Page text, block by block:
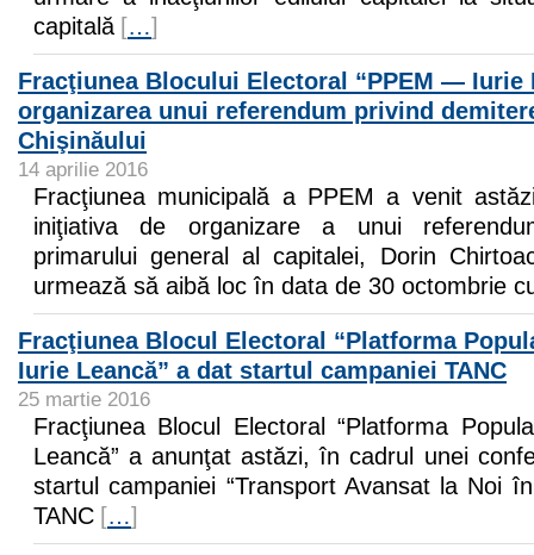
capitală […]
Fracţiunea Blocului Electoral “PPEM — Iurie
organizarea unui referendum privind
Chişinăului
14 aprilie 2016
Fracţiunea municipală a PPEM a venit
iniţiativa de organizare a unui
primarului general al capitalei, Dorin
urmează să aibă loc în data de 30 octombrie
Fracţiunea Blocul Electoral “Platforma
Iurie Leancă” a dat startul campaniei TANC
25 martie 2016
Fracţiunea Blocul Electoral “Platforma
Leancă” a anunţat astăzi, în cadrul unei
startul campaniei “Transport Avansat la Noi
TANC […]